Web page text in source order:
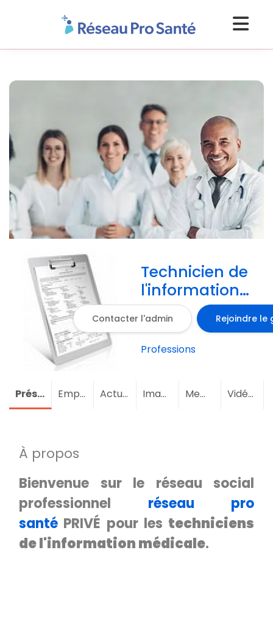
Technicien de
l'information
médicale -
RÉSEAU
SOCIAL PRIVÉ
Contacter l'admin Rejoindre le
Professions
Présentation Emploi Actualités Images Membres (2)Vidéos
À propos
Bienvenue sur le réseau social
professionnel réseau pro
santé PRIVÉ pour les techniciens
de l'information médicale.